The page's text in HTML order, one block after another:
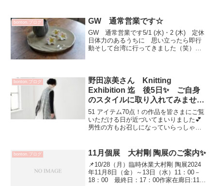
bonton.ブログ GW 通常営業です☆
GW 通常営業です5/1 (水)・2 (木) 定休
日体力のあるうちに 思い立ったら即行
動そして台湾に行ってきました（笑）出
家さん達に...
bonton.ブログ
野田凉美さん Knitting
Exhibition 迄 後5日✨ ご自身
のスタイルに取り入れてみません
か？
51 アイテム70点！の作品を皆さまにご覧
いただける日が近づいてまいりました💕
男性の方もお召しになっていらっしゃる
取り入れてみませんか？ご家族でお楽し
みいただけますね✨...
bonton.ブログ 11月個展 大村剛 陶展のご案内✨
📌10/28（月）臨時休業大村剛 陶展2024
年11月8日（金）～13日（水）11：00－
18：00 最終日：17：00作家在廊日:11月